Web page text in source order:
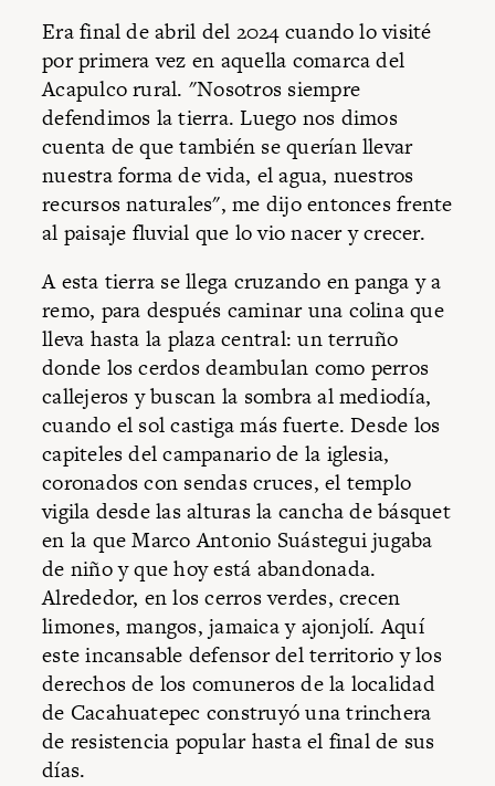
Era final de abril del 2024 cuando lo visité
por primera vez en aquella comarca del
Acapulco rural. "Nosotros siempre
defendimos la tierra. Luego nos dimos
cuenta de que también se querían llevar
nuestra forma de vida, el agua, nuestros
recursos naturales", me dijo entonces frente
al paisaje fluvial que lo vio nacer y crecer.
A esta tierra se llega cruzando en panga y a
remo, para después caminar una colina que
lleva hasta la plaza central: un terruño
donde los cerdos deambulan como perros
callejeros y buscan la sombra al mediodía,
cuando el sol castiga más fuerte. Desde los
capiteles del campanario de la iglesia,
coronados con sendas cruces, el templo
vigila desde las alturas la cancha de básquet
en la que Marco Antonio Suástegui jugaba
de niño y que hoy está abandonada.
Alrededor, en los cerros verdes, crecen
limones, mangos, jamaica y ajonjolí. Aquí
este incansable defensor del territorio y los
derechos de los comuneros de la localidad
de Cacahuatepec construyó una trinchera
de resistencia popular hasta el final de sus
días.